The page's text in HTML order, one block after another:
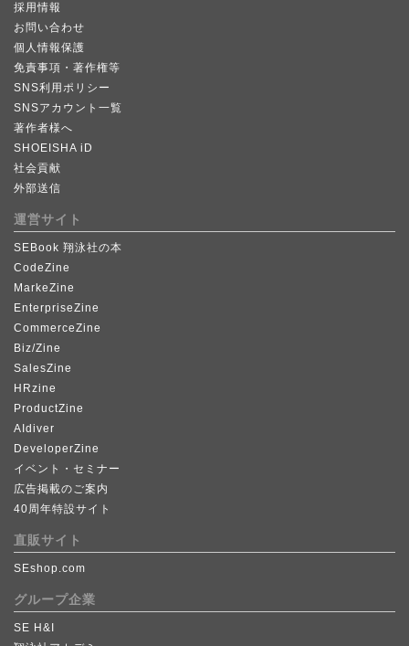
採用情報
お問い合わせ
個人情報保護
免責事項・著作権等
SNS利用ポリシー
SNSアカウント一覧
著作者様へ
SHOEISHA iD
社会貢献
外部送信
運営サイト
SEBook 翔泳社の本
CodeZine
MarkeZine
EnterpriseZine
CommerceZine
Biz/Zine
SalesZine
HRzine
ProductZine
AIdiver
DeveloperZine
イベント・セミナー
広告掲載のご案内
40周年特設サイト
直販サイト
SEshop.com
グループ企業
SE H&I